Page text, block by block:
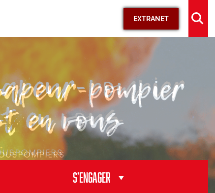
EXTRANET
KIOSQUE
Documents officiels
Médias
Supports de communication
Délibérations et commissions
S’engager